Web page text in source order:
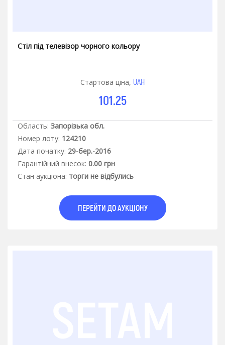
Стіл під телевізор чорного кольору
Стартова ціна, UAH
101.25
Область: Запорізька обл.
Номер лоту: 124210
Дата початку: 29-бер.-2016
Гарантiйний внесок: 0.00 грн
Стан аукцiона: торги не відбулись
ПЕРЕЙТИ ДО АУКЦІОНУ